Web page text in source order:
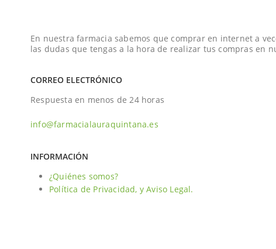
En nuestra farmacia sabemos que comprar en internet a
las dudas que tengas a la hora de realizar tus compras en
CORREO ELECTRÓNICO
Respuesta en menos de 24 horas
info@farmacialauraquintana.es
INFORMACIÓN
¿Quiénes somos?
Política de Privacidad, y Aviso Legal.